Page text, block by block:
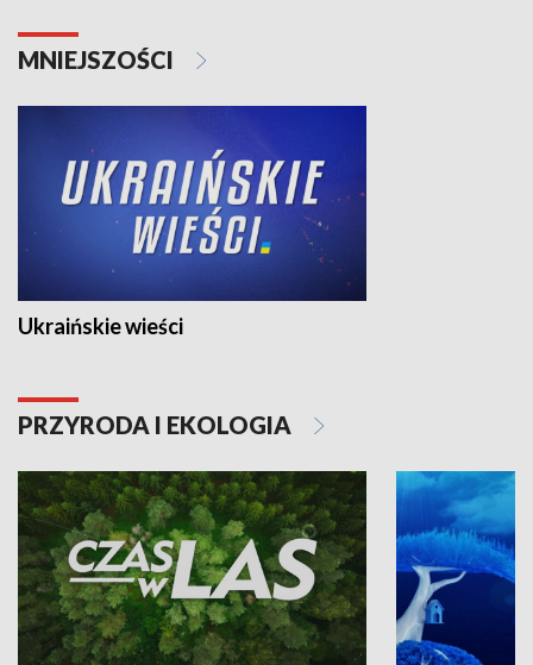
MNIEJSZOŚCI
Ukraińskie wieści
PRZYRODA I EKOLOGIA